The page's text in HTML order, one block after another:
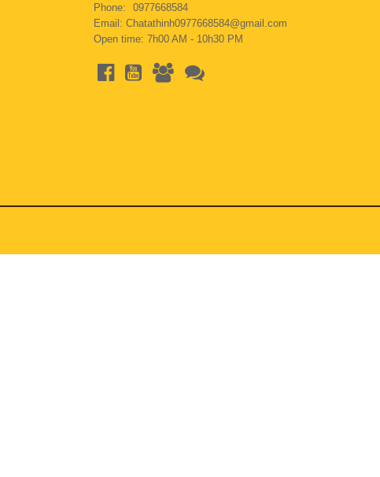
Phone:
0977668584
Email: Chatathinh0977668584@gmail.com
Open time: 7h00 AM - 10h30 PM